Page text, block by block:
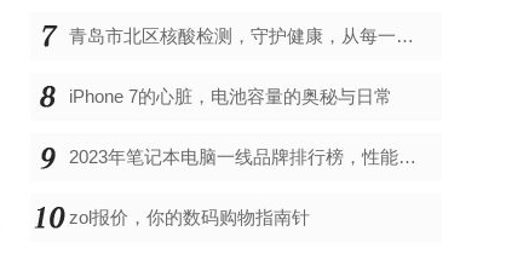
青岛市北区核酸检测，守护健康，从每一次检测开始
iPhone 7的心脏，电池容量的奥秘与日常
2023年笔记本电脑一线品牌排行榜，性能、创新与用户满意度的综合考量
zol报价，你的数码购物指南针